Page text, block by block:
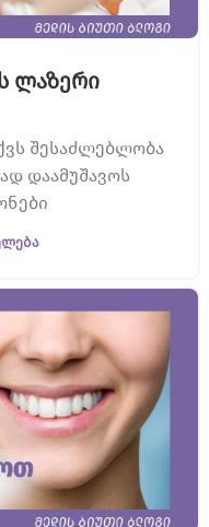
ლაზერი
შესაძლებლობა
დაამუშავოს